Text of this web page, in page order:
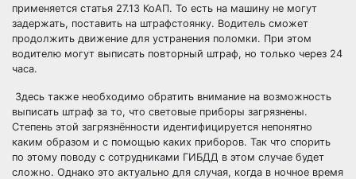
применяется статья 27.13 КоАП. То есть на машину не могут
задержать, поставить на штрафстоянку. Водитель сможет
продолжить движение для устранения поломки. При этом
водителю могут выписать повторный штраф, но только через 24
часа.
Здесь также необходимо обратить внимание на возможность
выписать штраф за то, что световые приборы загрязнены.
Степень этой загрязнённости идентифицируется непонятно
каким образом и с помощью каких приборов. Так что спорить
по этому поводу с сотрудниками ГИБДД в этом случае будет
сложно. Однако это актуально для случая, когда в ночное время